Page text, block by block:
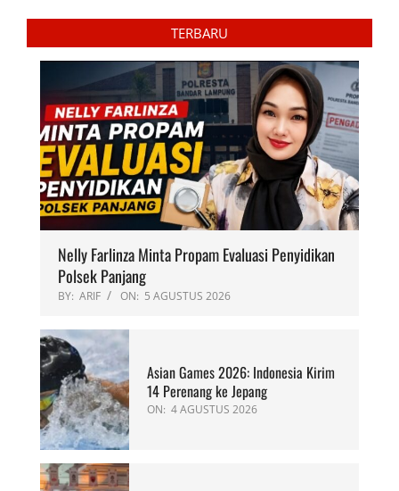
TERBARU
Nelly Farlinza Minta Propam Evaluasi Penyidikan
Polsek Panjang
BY: ARIF ON: 5 AGUSTUS 2026
Asian Games 2026: Indonesia Kirim
14 Perenang ke Jepang
ON: 4 AGUSTUS 2026